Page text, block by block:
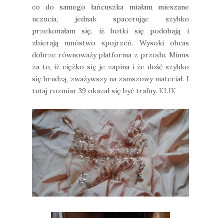
co do samego łańcuszka miałam mieszane
uczucia, jednak spacerując szybko
przekonałam się, iż botki się podobają i
zbierają mnóstwo spojrzeń. Wysoki obcas
dobrze równoważy platforma z przodu. Minus
za to, iż ciężko się je zapina i że dość szybko
się brudzą, zważywszy na zamszowy materiał. I
tutaj rozmiar 39 okazał się być trafny. KLIK